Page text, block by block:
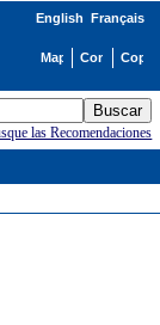
English Français
las Recomendaciones